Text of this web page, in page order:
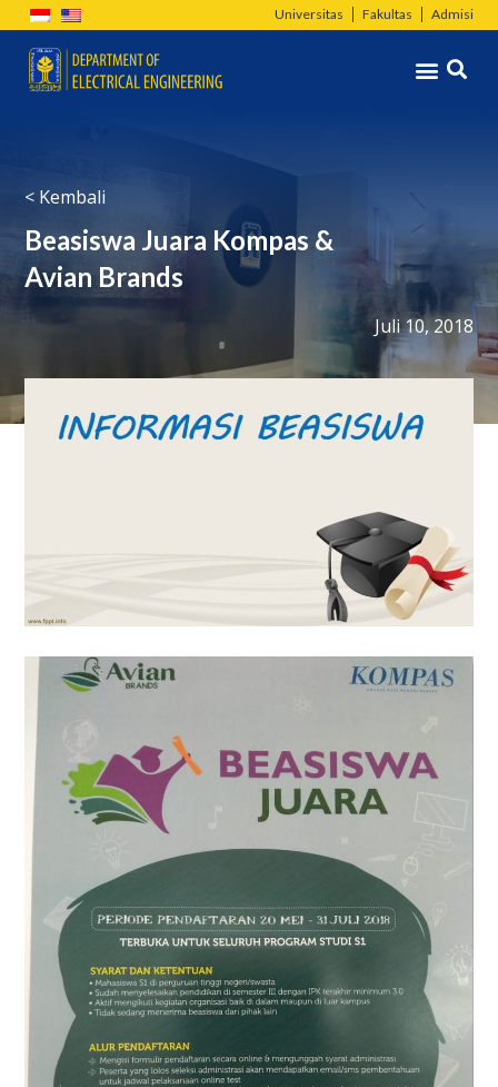
Lewati
ke
konten
Universitas Fakultas Admisi
Menu
< Kembali
Beasiswa Juara Kompas &
Avian Brands
Juli 10, 2018